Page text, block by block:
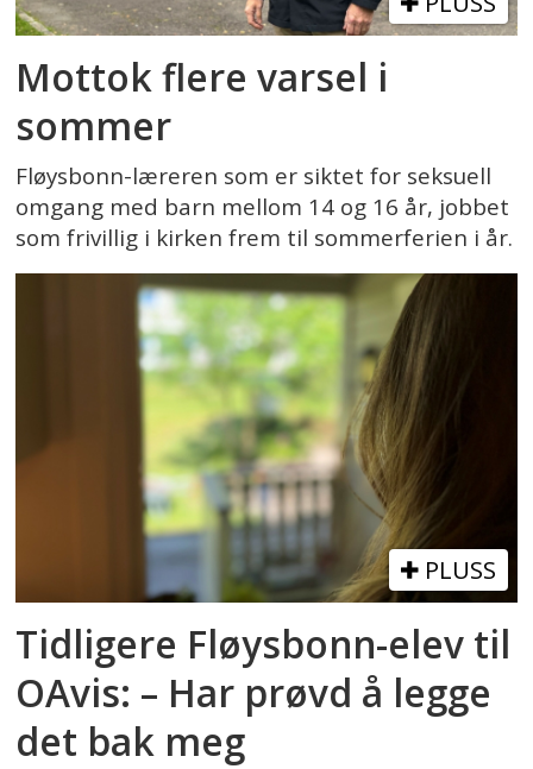
Mottok flere varsel i
sommer
Fløysbonn-læreren som er siktet for seksuell
omgang med barn mellom 14 og 16 år, jobbet
som frivillig i kirken frem til sommerferien i år.
PLUSS
Tidligere Fløysbonn-elev til
OAvis: – Har prøvd å legge
det bak meg